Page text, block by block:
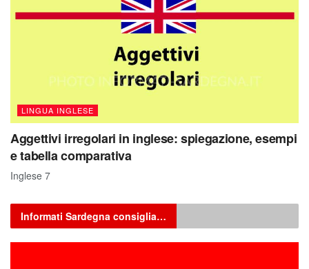
LINGUA INGLESE
Aggettivi irregolari in inglese: spiegazione, esempi
e tabella comparativa
Inglese 7
Informati Sardegna consiglia…